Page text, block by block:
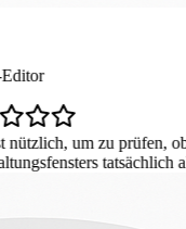
ob ein Live-Stream
aktiv ist.